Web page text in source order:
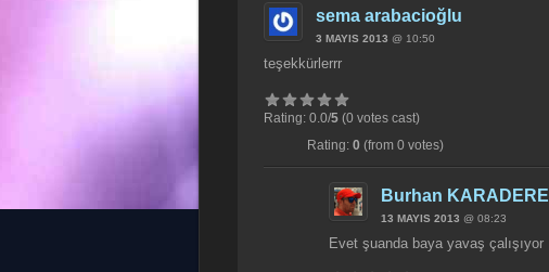
sema arabacioğlu
3 MAYIS 2013 @ 10:50
teşekkürlerrr
Rating: 0.0/5(0 votes cast)
Rating: 0 (from 0 votes)
Burhan KARADERE
13 MAYIS 2013 @ 08:23
Evet şuanda baya yavaş çalışıyor